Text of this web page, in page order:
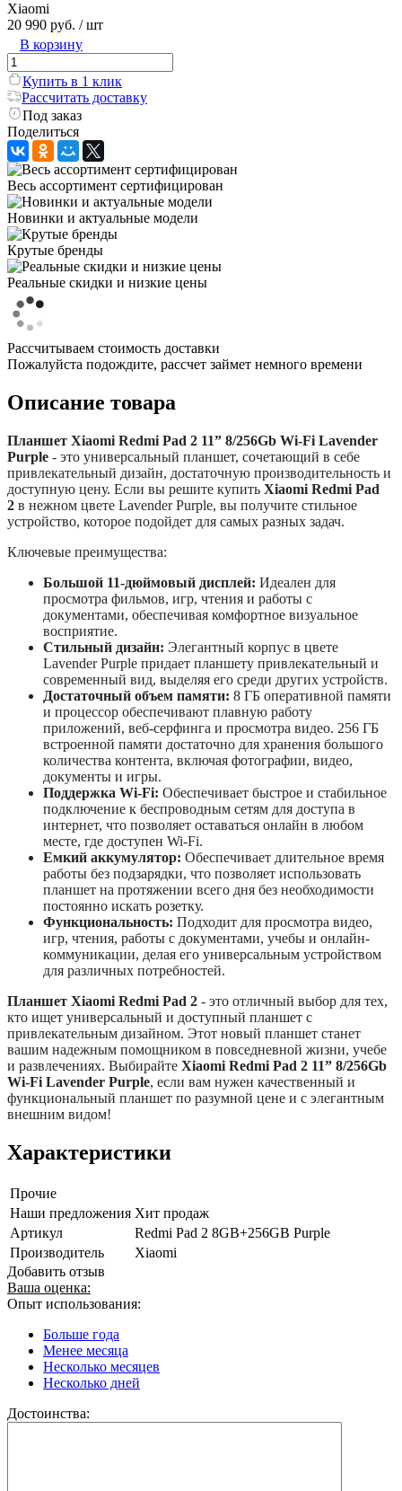
Xiaomi
20 990 руб. / шт
В корзину
Купить в 1 клик
Рассчитать доставку
Под заказ
Поделиться
Весь ассортимент сертифицирован
Новинки и актуальные модели
Крутые бренды
Реальные скидки и низкие цены
Рассчитываем стоимость доставки
Пожалуйста подождите, рассчет займет немного времени
Описание товара
Планшет Xiaomi Redmi Pad 2 11” 8/256Gb Wi-Fi Lavender
Purple - это универсальный планшет, сочетающий в себе
привлекательный дизайн, достаточную производительность и
доступную цену. Если вы решите купить Xiaomi Redmi Pad
2 в нежном цвете Lavender Purple, вы получите стильное
устройство, которое подойдет для самых разных задач.
Ключевые преимущества:
Большой 11-дюймовый дисплей: Идеален для
просмотра фильмов, игр, чтения и работы с
документами, обеспечивая комфортное визуальное
восприятие.
Стильный дизайн: Элегантный корпус в цвете
Lavender Purple придает планшету привлекательный и
современный вид, выделяя его среди других устройств.
Достаточный объем памяти: 8 ГБ оперативной памяти
и процессор обеспечивают плавную работу
приложений, веб-серфинга и просмотра видео. 256 ГБ
встроенной памяти достаточно для хранения большого
количества контента, включая фотографии, видео,
документы и игры.
Поддержка Wi-Fi: Обеспечивает быстрое и стабильное
подключение к беспроводным сетям для доступа в
интернет, что позволяет оставаться онлайн в любом
месте, где доступен Wi-Fi.
Емкий аккумулятор: Обеспечивает длительное время
работы без подзарядки, что позволяет использовать
планшет на протяжении всего дня без необходимости
постоянно искать розетку.
Функциональность: Подходит для просмотра видео,
игр, чтения, работы с документами, учебы и онлайн-
коммуникации, делая его универсальным устройством
для различных потребностей.
Планшет Xiaomi Redmi Pad 2 - это отличный выбор для тех,
кто ищет универсальный и доступный планшет с
привлекательным дизайном. Этот новый планшет станет
вашим надежным помощником в повседневной жизни, учебе
и развлечениях. Выбирайте Xiaomi Redmi Pad 2 11” 8/256Gb
Wi-Fi Lavender Purple, если вам нужен качественный и
функциональный планшет по разумной цене и с элегантным
внешним видом!
Характеристики
Прочие
Наши предложения Хит продаж
Артикул
Redmi Pad 2 8GB+256GB Purple
Производитель
Xiaomi
Добавить отзыв
Ваша оценка:
Опыт использования:
Больше года
Менее месяца
Несколько месяцев
Несколько дней
Достоинства: